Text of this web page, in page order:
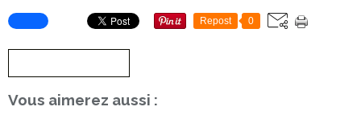
Repost 0
Vous aimerez aussi :